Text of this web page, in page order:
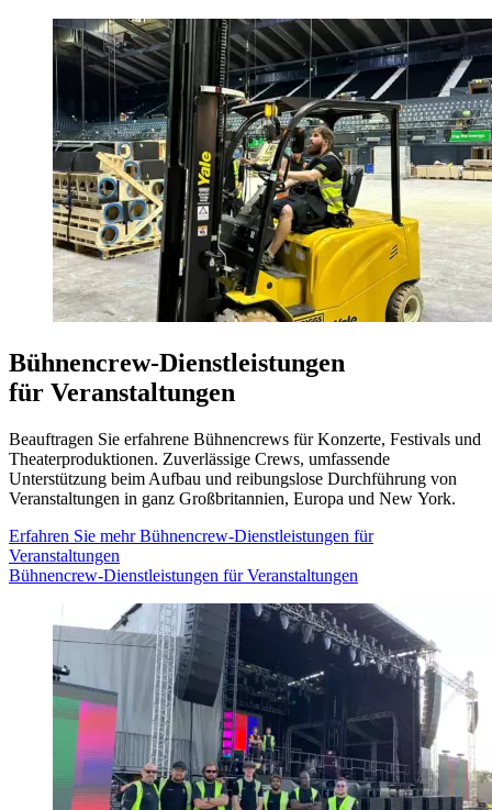
Bühnencrew-Dienstleistungen
für Veranstaltungen
Beauftragen Sie erfahrene Bühnencrews für Konzerte, Festivals und
Theaterproduktionen. Zuverlässige Crews, umfassende
Unterstützung beim Aufbau und reibungslose Durchführung von
Veranstaltungen in ganz Großbritannien, Europa und New York.
Erfahren Sie mehrBühnencrew-Dienstleistungen für
Veranstaltungen
Bühnencrew-Dienstleistungen für Veranstaltungen